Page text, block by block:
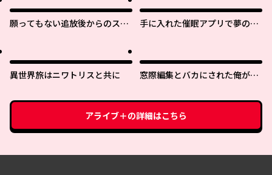
願ってもない追放後からのスロ
り行きで美少女ギャルの師匠に
なったらなぜかめちゃくちゃ懐
かれた〜
手に入れた催眠アプリで夢のハ
異世界旅はニワトリスと共に
窓際編集とバカにされた俺が、
た
アライブ＋の詳細はこちら